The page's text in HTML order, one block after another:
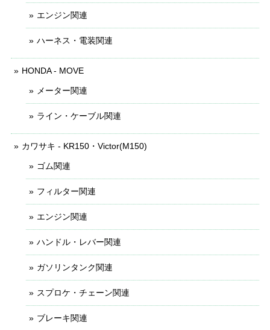
エンジン関連
ハーネス・電装関連
HONDA - MOVE
メーター関連
ライン・ケーブル関連
カワサキ - KR150・Victor(M150)
ゴム関連
フィルター関連
エンジン関連
ハンドル・レバー関連
ガソリンタンク関連
スプロケ・チェーン関連
ブレーキ関連